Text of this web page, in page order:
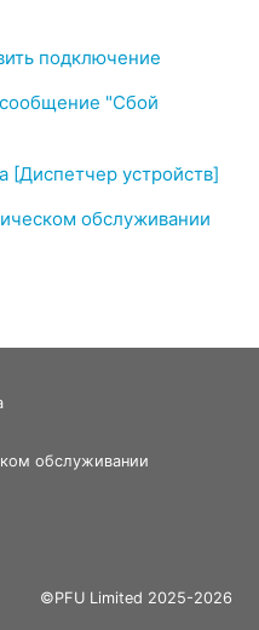
подключение
"Сбой
[Диспетчер устройств]
обслуживании
обслуживании
©PFU Limited 2025-2026